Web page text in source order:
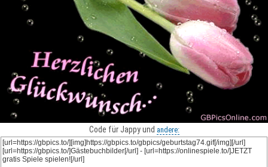
Code für Jappy und andere: